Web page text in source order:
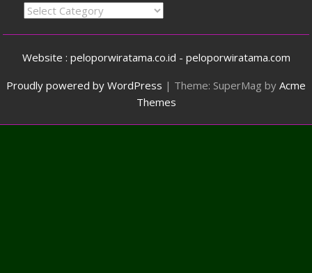
Categories
Website : peloporwiratama.co.id - peloporwiratama.com
Proudly powered by WordPress | Theme: SuperMag by Acme
Themes